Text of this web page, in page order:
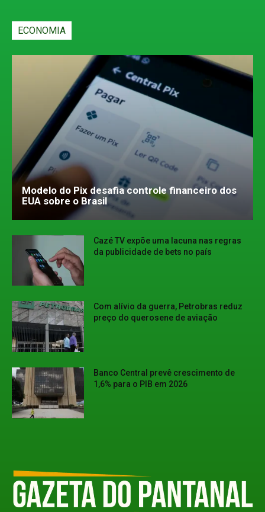
ECONOMIA
Modelo do Pix desafia controle financeiro dos
EUA sobre o Brasil
Cazé TV expõe uma lacuna nas regras
da publicidade de bets no país
Com alívio da guerra, Petrobras reduz
preço do querosene de aviação
Banco Central prevê crescimento de
1,6% para o PIB em 2026